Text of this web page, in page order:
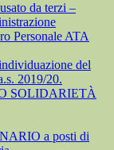
da terzi –
Personale ATA
del
2019/20.
SOLIDARIETÀ
a posti di